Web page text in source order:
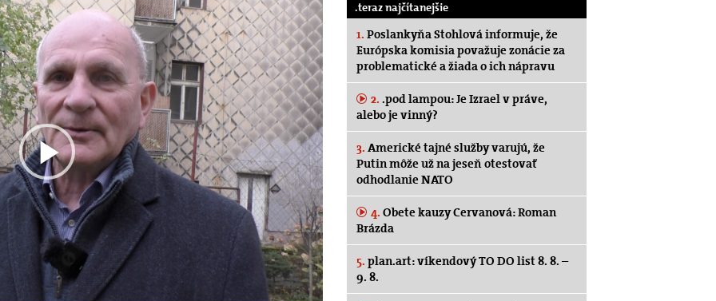
Play
Video
.teraz najčítanejšie
1. Poslankyňa Stohlová informuje, že
Európska komisia považuje zonácie za
problematické a žiada o ich nápravu
2. .pod lampou: Je Izrael v práve,
alebo je vinný?
3. Americké tajné služby varujú, že
Putin môže už na jeseň otestovať
odhodlanie NATO
4. Obete kauzy Cervanová: Roman
Brázda
5. plan.art: víkendový TO DO list 8. 8. –
9. 8.